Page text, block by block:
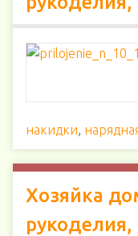
накидки,
Хозяйка